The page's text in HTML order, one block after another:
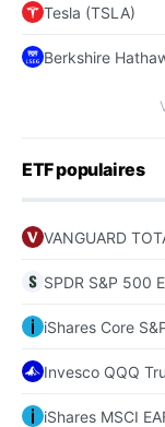
Tesla (TSLA)
Berkshire
ETF populaires
VANGUARD
SPDR S&P 500
iShares Core
Invesco QQQ
iShares MSCI